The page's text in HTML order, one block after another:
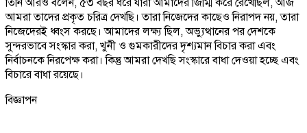
আমরা তাদের প্রকৃত চরিত্র দেখছি। তারা নিজেদের কাছেও নিরাপদ নয়, তারা
নিজেদেরই ধ্বংস করছে। আমাদের লক্ষ্য ছিল, অভ্যুত্থানের পর দেশকে
সুন্দরভাবে সংস্কার করা, খুনী ও গুমকারীদের দৃশ্যমান বিচার করা এবং
নির্বাচনকে নিরপেক্ষ করা। কিন্তু আমরা দেখছি সংস্কারে বাধা দেওয়া হচ্ছে এবং
বিচারে বাধা রয়েছে।
বিজ্ঞাপন